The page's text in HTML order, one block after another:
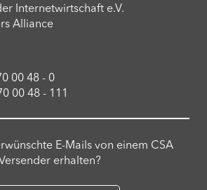
Internetwirtschaft e.V.
Alliance
00 48 - 0
00 48 - 111
E-Mails von einem CSA
erhalten?